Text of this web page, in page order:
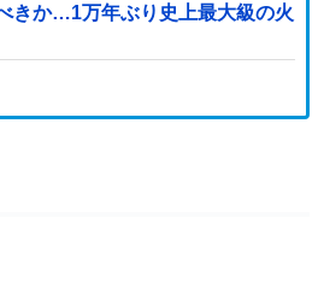
きか…1万年ぶり史上最大級の火